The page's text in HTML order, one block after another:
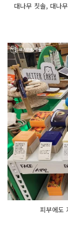
대나무 칫솔, 대나
피부에도